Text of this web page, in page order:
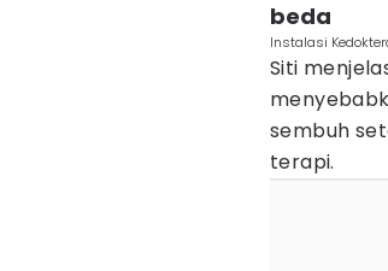
beda
Instalasi
Siti
sembuh
terapi.